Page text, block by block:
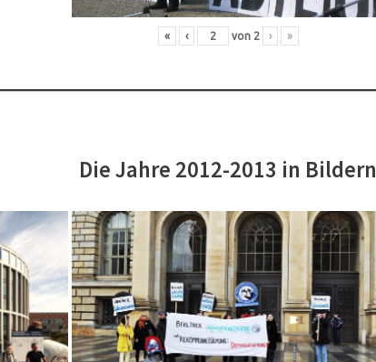
« ‹ von 2 › »
Die Jahre 2012-2013 in Bildern